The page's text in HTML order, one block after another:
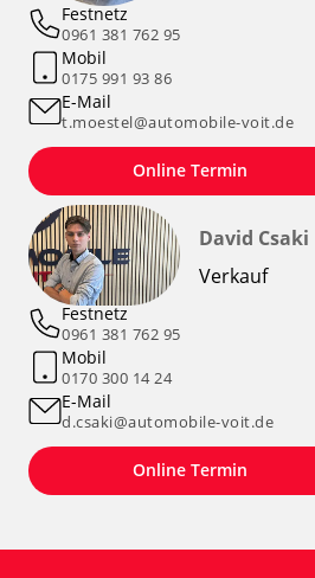
Festnetz
0961 381 762 95
Mobil
0175 991 93 86
E-Mail
t.moestel@automobile-voit.de
Online Termin
David Csaki
Verkauf
Festnetz
0961 381 762 95
Mobil
0170 300 14 24
E-Mail
d.csaki@automobile-voit.de
Online Termin